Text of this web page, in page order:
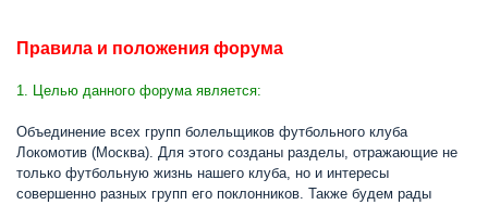
Правила и положения форума
1. Целью данного форума является:
Объединение всех групп болельщиков футбольного клуба
Локомотив (Москва). Для этого созданы разделы, отражающие не
только футбольную жизнь нашего клуба, но и интересы
совершенно разных групп его поклонников. Также будем рады